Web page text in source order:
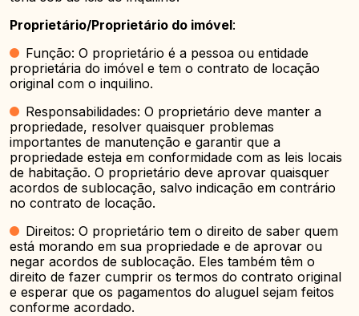
Proprietário/Proprietário do imóvel:
Função: O proprietário é a pessoa ou entidade
proprietária do imóvel e tem o contrato de locação
original com o inquilino.
Responsabilidades: O proprietário deve manter a
propriedade, resolver quaisquer problemas
importantes de manutenção e garantir que a
propriedade esteja em conformidade com as leis locais
de habitação. O proprietário deve aprovar quaisquer
acordos de sublocação, salvo indicação em contrário
no contrato de locação.
Direitos: O proprietário tem o direito de saber quem
está morando em sua propriedade e de aprovar ou
negar acordos de sublocação. Eles também têm o
direito de fazer cumprir os termos do contrato original
e esperar que os pagamentos do aluguel sejam feitos
conforme acordado.